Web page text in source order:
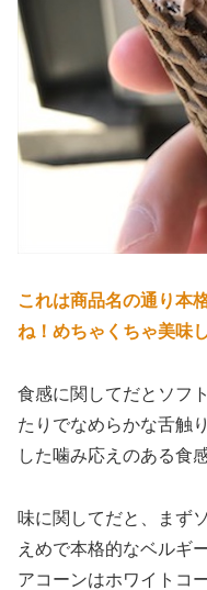
これは商品名の通り本
ね！めちゃくちゃ美味
食感に関してだとソフ
たりでなめらかな舌触
した噛み応えのある食
味に関してだと、まず
えめで本格的なベルギ
アコーンはホワイトコ